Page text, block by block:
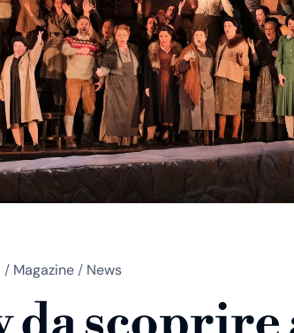
/ Magazine/ News